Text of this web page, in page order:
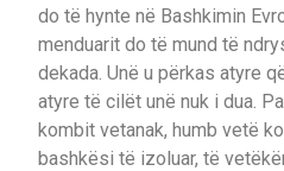
do të hynte në Bashkimin
menduarit do të mund të
dekada. Unë u përkas atyre
atyre të cilët unë nuk i dua.
kombit vetanak, humb vetë
bashkësi të izoluar, të